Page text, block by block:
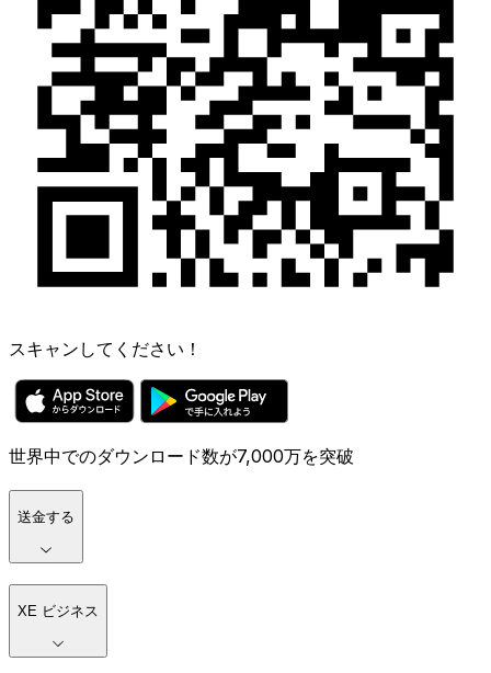
スキャンしてください！
世界中でのダウンロード数が7,000万を突破
送金する
XE ビジネス